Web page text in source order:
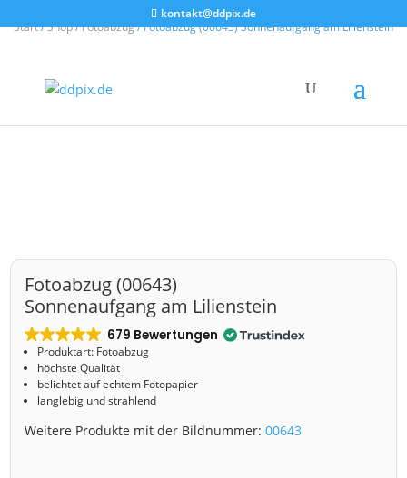
kontakt@ddpix.de
Start/Shop/Fotoabzug/ Fotoabzug (00643) Sonnenaufgang am Lilienstein
Fotoabzug (00643)
Sonnenaufgang am Lilienstein
679 Bewertungen
Produktart: Fotoabzug
höchste Qualität
belichtet auf echtem Fotopapier
langlebig und strahlend
Weitere Produkte mit der Bildnummer:00643